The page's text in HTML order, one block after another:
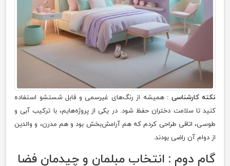
نکته کارشناسی :همیشه از رنگ‌های غیرسمی و قابل شستشو استفاده
کنید تا سلامت دختران حفظ شود. در یکی از پروژه‌هایم، با ترکیب آبی و
طوسی، اتاقی طراحی کردم که هم آرامش‌بخش بود و هم مدرن، و والدین
از دوام آن راضی بودند.
گام دوم : انتخاب مبلمان و چیدمان فضا